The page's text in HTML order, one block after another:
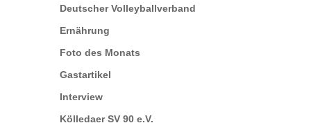
Deutscher Volleyballverband
Ernährung
Foto des Monats
Gastartikel
Interview
Kölledaer SV 90 e.V.